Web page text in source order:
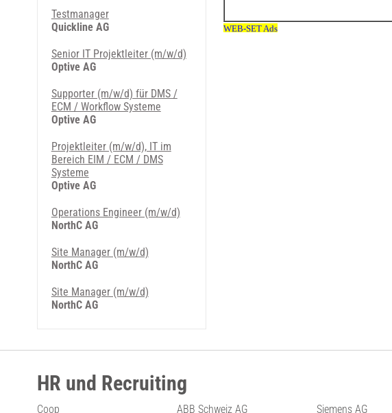
Testmanager
Quickline AG
Senior IT Projektleiter (m/w/d)
Optive AG
Supporter (m/w/d) für DMS /
ECM / Workflow Systeme
Optive AG
Projektleiter (m/w/d), IT im
Bereich EIM / ECM / DMS
Systeme
Optive AG
Operations Engineer (m/w/d)
NorthC AG
Site Manager (m/w/d)
NorthC AG
Site Manager (m/w/d)
NorthC AG
HR und Recruiting
Coop ABB Schweiz AG Siemens AG